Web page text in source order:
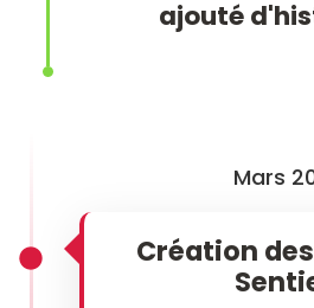
ajouté
Mars
Création